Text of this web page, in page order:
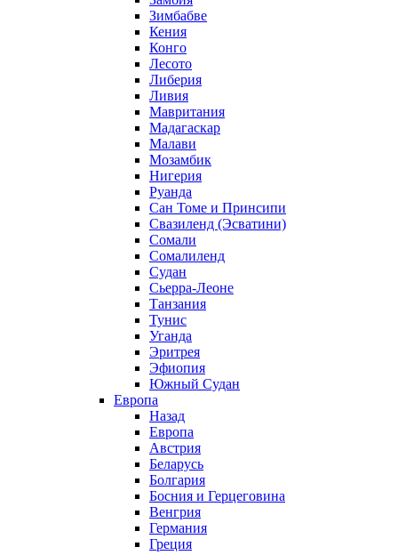
Зимбабве
Кения
Конго
Лесото
Либерия
Ливия
Мавритания
Мадагаскар
Малави
Мозамбик
Нигерия
Руанда
Сан Томе и Принсипи
Свазиленд (Эсватини)
Сомали
Сомалиленд
Судан
Сьерра-Леоне
Танзания
Тунис
Уганда
Эритрея
Эфиопия
Южный Судан
Европа
Назад
Европа
Австрия
Беларусь
Болгария
Босния и Герцеговина
Венгрия
Германия
Греция